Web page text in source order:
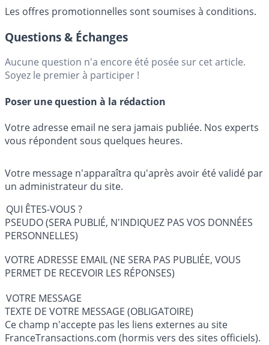
Les offres promotionnelles sont soumises à conditions.
Questions & Échanges
Aucune question n'a encore été posée sur cet article.
Soyez le premier à participer !
Poser une question à la rédaction
Votre adresse email ne sera jamais publiée. Nos experts
vous répondent sous quelques heures.
Votre message n'apparaîtra qu'après avoir été validé par
un administrateur du site.
QUI ÊTES-VOUS ?
PSEUDO (SERA PUBLIÉ, N'INDIQUEZ PAS VOS DONNÉES
PERSONNELLES)
VOTRE ADRESSE EMAIL (NE SERA PAS PUBLIÉE, VOUS
PERMET DE RECEVOIR LES RÉPONSES)
VOTRE MESSAGE
TEXTE DE VOTRE MESSAGE (OBLIGATOIRE)
Ce champ n'accepte pas les liens externes au site
FranceTransactions.com (hormis vers des sites officiels).